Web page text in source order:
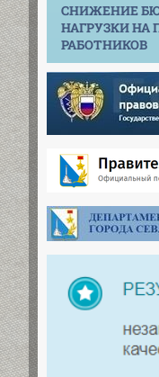
СНИЖЕНИЕ
НАГРУЗКИ НА
РАБОТНИКОВ